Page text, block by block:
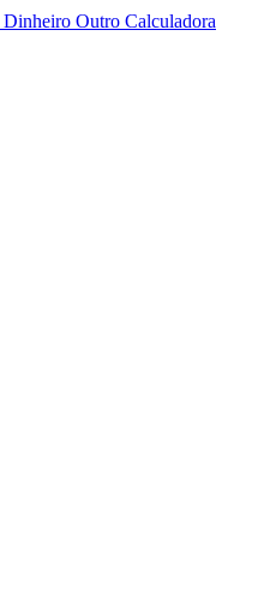
Dinheiro Outro Calculadora